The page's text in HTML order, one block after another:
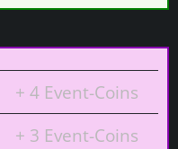
+ 4 Event-Coins
+ 3 Event-Coins